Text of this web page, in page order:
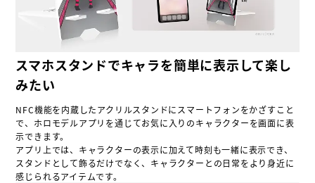
スマホスタンドでキャラを簡単に表示して楽し
みたい
NFC機能を内蔵したアクリルスタンドにスマートフォンをかざすこと
で、ホロモデルアプリを通じてお気に入りのキャラクターを画面に表
示できます。
アプリ上では、キャラクターの表示に加えて時刻も一緒に表示でき、
スタンドとして飾るだけでなく、キャラクターとの日常をより身近に
感じられるアイテムです。